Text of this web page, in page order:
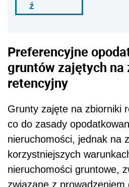
ź
Preferencyjne
gruntów zajętych na
retencyjny
Grunty zajęte na zbiorniki
co do zasady
nieruchomości, jednak na
korzystniejszych
nieruchomości gruntowe,
związane z prowadzeniem